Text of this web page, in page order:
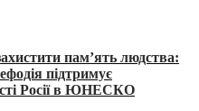
пам’ять людства:
підтримує
Росії в ЮНЕСКО